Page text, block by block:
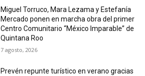
Miguel Torruco, Mara Lezama y Estefanía
Mercado ponen en marcha obra del primer
Centro Comunitario “México Imparable” de
Quintana Roo
7 agosto, 2026
Prevén repunte turístico en verano gracias